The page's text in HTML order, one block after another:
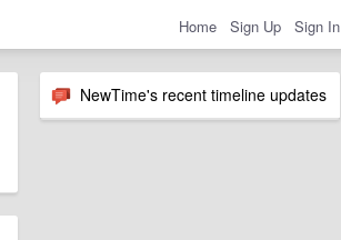
Home Sign Up Sign In
NewTime's recent timeline updates